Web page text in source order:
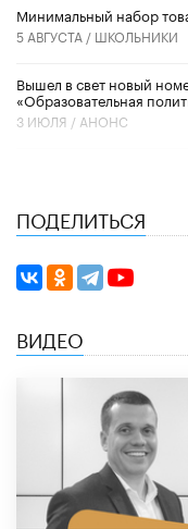
Минимальный набор
5 АВГУСТА / ШКОЛЬНИКИ
Вышел в свет новый
«Образовательная
3 ИЮЛЯ / АНОНС
ПОДЕЛИТЬСЯ
ВИДЕО